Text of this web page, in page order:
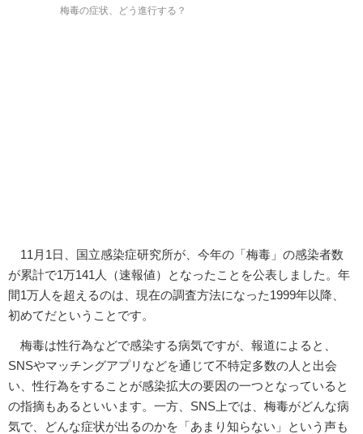
梅毒の症状、どう進行する？
11月1日、国立感染症研究所が、今年の「梅毒」の感染者数
が累計で1万141人（速報値）となったことを公表しました。年
間1万人を超えるのは、現在の調査方法になった1999年以降、
初めてだということです。
梅毒は性行為などで感染する病気ですが、報道によると、
SNSやマッチングアプリなどを通じて不特定多数の人と出会
い、性行為をすることが感染拡大の要因の一つとなっていると
の指摘もあるといいます。一方、SNS上では、梅毒がどんな病
気で、どんな症状が出るのかを「あまり知らない」という声も